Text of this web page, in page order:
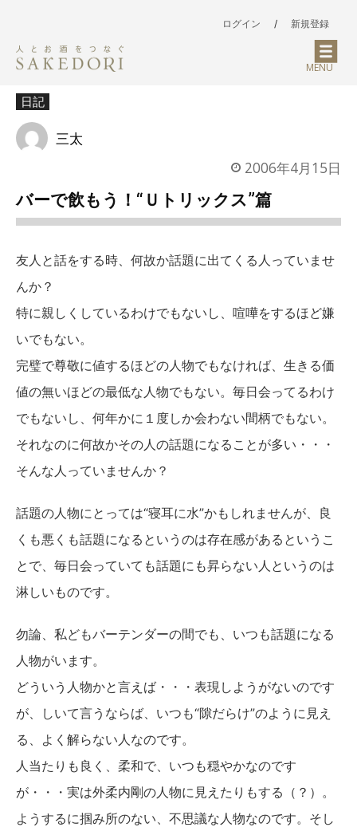
ログイン / 新規登録
MENU
日記
三太
2006年4月15日
バーで飲もう！“Ｕトリックス”篇
友人と話をする時、何故か話題に出てくる人っていませ
んか？
特に親しくしているわけでもないし、喧嘩をするほど嫌
いでもない。
完璧で尊敬に値するほどの人物でもなければ、生きる価
値の無いほどの最低な人物でもない。毎日会ってるわけ
でもないし、何年かに１度しか会わない間柄でもない。
それなのに何故かその人の話題になることが多い・・・
そんな人っていませんか？
話題の人物にとっては“寝耳に水”かもしれませんが、良
くも悪くも話題になるというのは存在感があるというこ
とで、毎日会っていても話題にも昇らない人というのは
淋しいものです。
勿論、私どもバーテンダーの間でも、いつも話題になる
人物がいます。
どういう人物かと言えば・・・表現しようがないのです
が、しいて言うならば、いつも“隙だらけ”のように見え
る、よく解らない人なのです。
人当たりも良く、柔和で、いつも穏やかなのです
が・・・実は外柔内剛の人物に見えたりもする（？）。
ようするに掴み所のない、不思議な人物なのです。そし